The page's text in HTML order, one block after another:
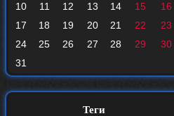
10
11 12 13 14 15
16
17
18 19 20 21 22
23
24
25 26 27 28 29
30
31
Теги